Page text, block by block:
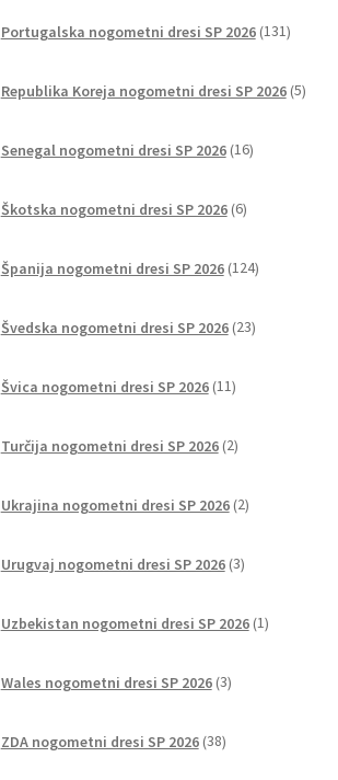
Portugalska nogometni dresi SP 2026 131
Republika Koreja nogometni dresi SP 2026 5
Senegal nogometni dresi SP 2026 16izdelkov
Škotska nogometni dresi SP 2026 6izdelkov
Španija nogometni dresi SP 2026 124izdelkov
Švedska nogometni dresi SP 2026 23izdelkov
Švica nogometni dresi SP 2026 11izdelkov
Turčija nogometni dresi SP 2026 2izdelka
Ukrajina nogometni dresi SP 2026 2izdelka
Urugvaj nogometni dresi SP 2026 3izdelki
Uzbekistan nogometni dresi SP 2026 1izdelek
Wales nogometni dresi SP 2026 3izdelki
ZDA nogometni dresi SP 2026 38izdelkov